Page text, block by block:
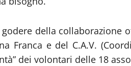
godere della collaborazione
Franca e del C.A.V.
dei volontari delle 18